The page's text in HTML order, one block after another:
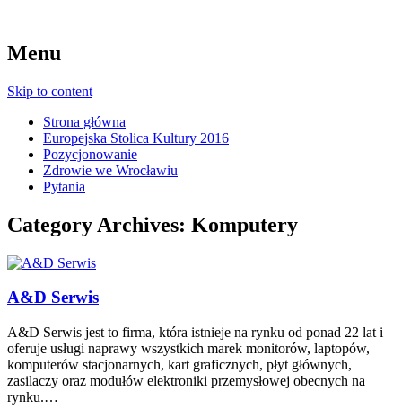
Menu
Skip to content
Strona główna
Europejska Stolica Kultury 2016
Pozycjonowanie
Zdrowie we Wrocławiu
Pytania
Category Archives: Komputery
A&D Serwis
A&D Serwis jest to firma, która istnieje na rynku od ponad 22 lat i
oferuje usługi naprawy wszystkich marek monitorów, laptopów,
komputerów stacjonarnych, kart graficznych, płyt głównych,
zasilaczy oraz modułów elektroniki przemysłowej obecnych na
rynku.…